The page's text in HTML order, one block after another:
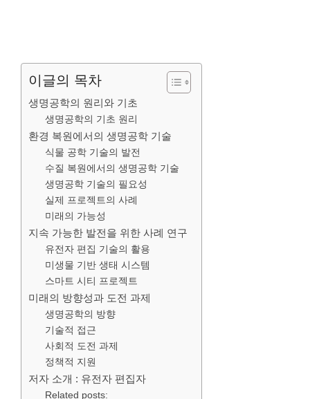
이글의 목차
생명공학의 원리와 기초
생명공학의 기초 원리
환경 복원에서의 생명공학 기술
식물 공학 기술의 발전
수질 복원에서의 생명공학 기술
생명공학 기술의 필요성
실제 프로젝트의 사례
미래의 가능성
지속 가능한 발전을 위한 사례 연구
유전자 편집 기술의 활용
미생물 기반 생태 시스템
스마트 시티 프로젝트
미래의 방향성과 도전 과제
생명공학의 방향
기술적 접근
사회적 도전 과제
정책적 지원
저자 소개 : 유전자 편집자
Related posts: